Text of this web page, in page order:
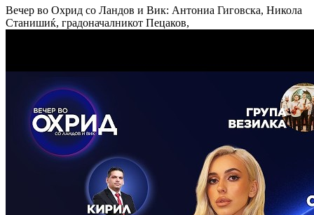
Вечер во Охрид со Ландов и Вик: Антониа Гиговска, Никола
Станишиќ, градоначалникот Пецаков,